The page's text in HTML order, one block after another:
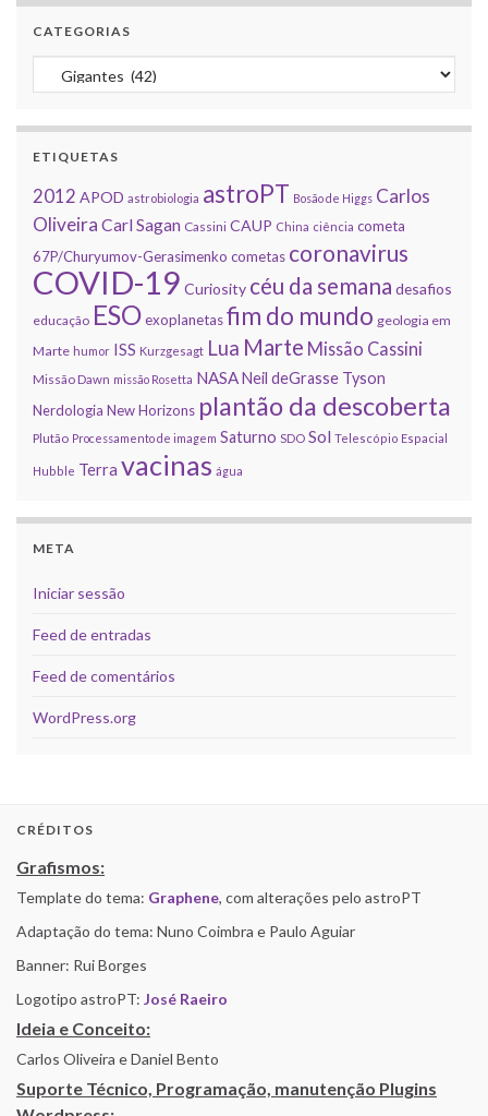
CATEGORIAS
Categorias
ETIQUETAS
2012 APOD astrobiologia astroPT Bosão de Higgs Carlos
Oliveira Carl Sagan Cassini CAUP China ciência cometa
67P/Churyumov-Gerasimenko cometas coronavirus
COVID-19 Curiosity céu da semana desafios
educação ESOexoplanetasfim do mundo geologia em
Marte humor ISS Kurzgesagt Lua Marte Missão Cassini
Missão Dawn missão Rosetta NASANeil deGrasse Tyson
Nerdologia New Horizons plantão da descoberta
Plutão Processamento de imagem Saturno SDO Sol Telescópio Espacial
Hubble Terra vacinas água
META
Iniciar sessão
Feed de entradas
Feed de comentários
WordPress.org
CRÉDITOS
Grafismos:
Template do tema: Graphene, com alterações pelo astroPT
Adaptação do tema: Nuno Coimbra e Paulo Aguiar
Banner: Rui Borges
Logotipo astroPT: José Raeiro
Ideia e Conceito:
Carlos Oliveira e Daniel Bento
Suporte Técnico, Programação, manutenção Plugins